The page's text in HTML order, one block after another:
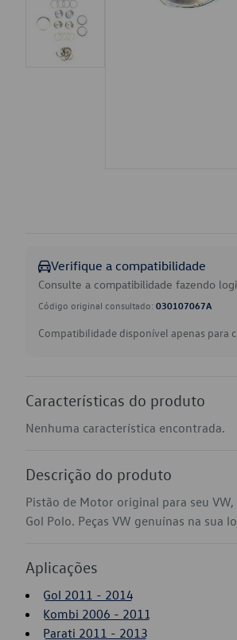
Verifique a compatibilidade
Consulte a compatibilidade fazendo
Código original consultado: 030107067A
Compatibilidade disponível apenas para
Características do produto
Nenhuma característica encontrada.
Descrição do produto
Pistão de Motor original para seu
Gol Polo. Peças VW genuínas na sua
Aplicações
Gol 2011 - 2014
Kombi 2006 - 2011
Parati 2011 - 2013